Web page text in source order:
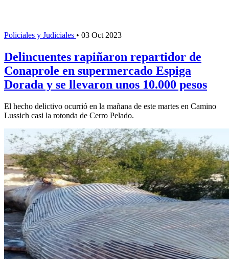
Policiales y Judiciales • 03 Oct 2023
Delincuentes rapiñaron repartidor de
Conaprole en supermercado Espiga
Dorada y se llevaron unos 10.000 pesos
El hecho delictivo ocurrió en la mañana de este martes en Camino
Lussich casi la rotonda de Cerro Pelado.